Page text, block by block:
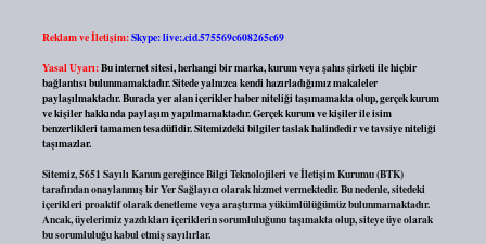
Reklam ve İletişim:Skype: live:.cid.575569c608265c69
Yasal Uyarı:Bu internet sitesi, herhangi bir marka, kurum veya şahıs şirketi ile hiçbir
bağlantısı bulunmamaktadır. Sitede yalnızca kendi hazırladığımız makaleler
paylaşılmaktadır. Burada yer alan içerikler haber niteliği taşımamakta olup, gerçek kurum
ve kişiler hakkında paylaşım yapılmamaktadır. Gerçek kurum ve kişiler ile isim
benzerlikleri tamamen tesadüfidir. Sitemizdeki bilgiler taslak halindedir ve tavsiye niteliği
taşımazlar.
Sitemiz, 5651 Sayılı Kanun gereğince Bilgi Teknolojileri ve İletişim Kurumu (BTK)
tarafından onaylanmış bir Yer Sağlayıcı olarak hizmet vermektedir. Bu nedenle, sitedeki
içerikleri proaktif olarak denetleme veya araştırma yükümlülüğümüz bulunmamaktadır.
Ancak, üyelerimiz yazdıkları içeriklerin sorumluluğunu taşımakta olup, siteye üye olarak
bu sorumluluğu kabul etmiş sayılırlar.